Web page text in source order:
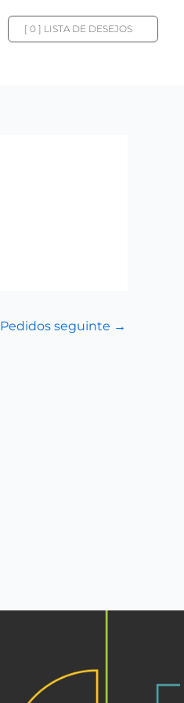
[ 0] LISTA DE DESEJOS
Pedidos seguinte →